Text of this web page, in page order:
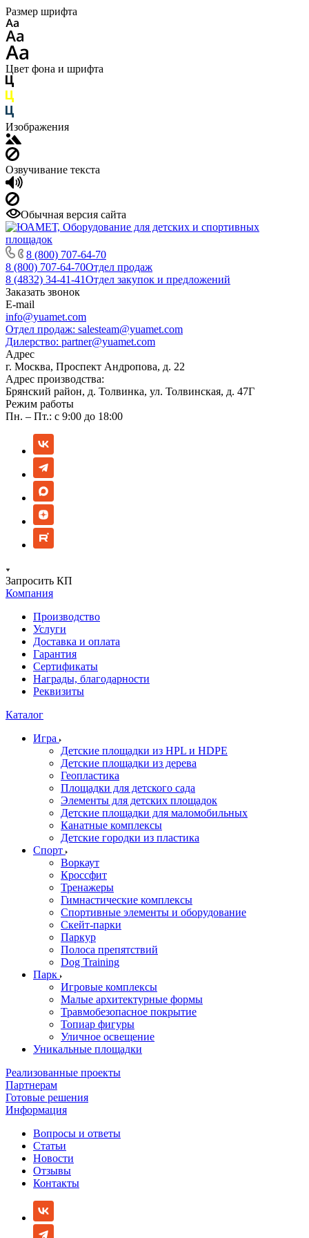
Размер шрифта
Цвет фона и шрифта
Изображения
Озвучивание текста
Обычная версия сайта
8 (800) 707-64-70
8 (800) 707-64-70Отдел продаж
8 (4832) 34-41-41Отдел закупок и предложений
Заказать звонок
E-mail
info@yuamet.com
Отдел продаж: salesteam@yuamet.com
Дилерство: partner@yuamet.com
Адрес
г. Москва, Проспект Андропова, д. 22
Адрес производства:
Брянский район, д. Толвинка, ул. Толвинская, д. 47Г
Режим работы
Пн. – Пт.: с 9:00 до 18:00
Запросить КП
Компания
Производство
Услуги
Доставка и оплата
Гарантия
Сертификаты
Награды, благодарности
Реквизиты
Каталог
Игра
Детские площадки из HPL и HDPE
Детские площадки из дерева
Геопластика
Площадки для детского сада
Элементы для детских площадок
Детские площадки для маломобильных
Канатные комплексы
Детские городки из пластика
Спорт
Воркаут
Кроссфит
Тренажеры
Гимнастические комплексы
Спортивные элементы и оборудование
Скейт-парки
Паркур
Полоса препятствий
Dog Training
Парк
Игровые комплексы
Малые архитектурные формы
Травмобезопасное покрытие
Топиар фигуры
Уличное освещение
Уникальные площадки
Реализованные проекты
Партнерам
Готовые решения
Информация
Вопросы и ответы
Статьи
Новости
Отзывы
Контакты